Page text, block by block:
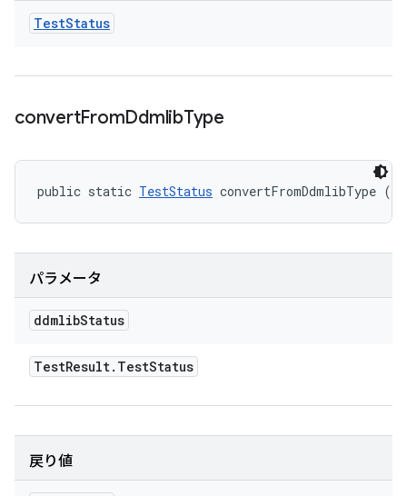
TestStatus
convertFromDdmlibType
public static TestStatus convertFromDdmlibType (
パラメータ
ddmlibStatus
TestResult. TestStatus
戻り値